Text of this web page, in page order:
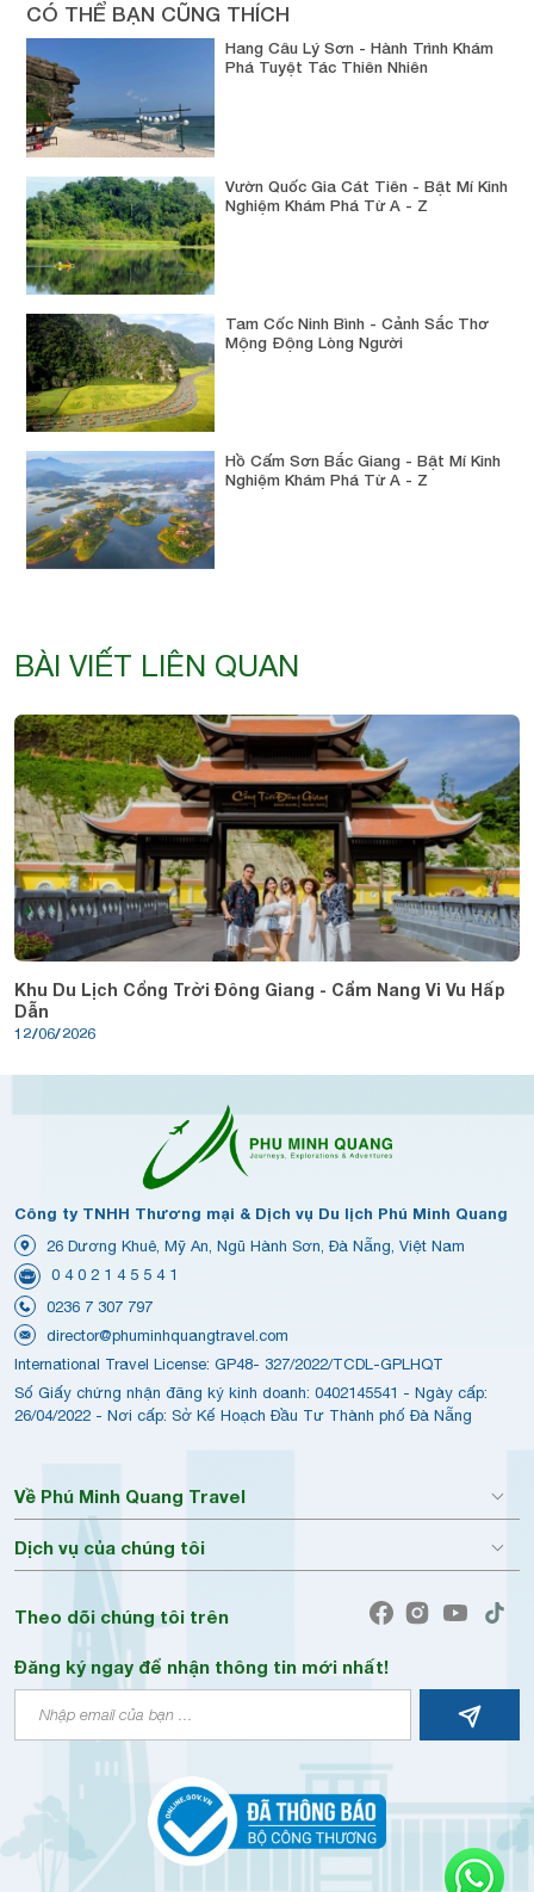
CÓ THỂ BẠN CŨNG THÍCH
Hang Câu Lý Sơn - Hành Trình Khám
Phá Tuyệt Tác Thiên Nhiên
Vườn Quốc Gia Cát Tiên - Bật Mí Kinh
Nghiệm Khám Phá Từ A - Z
Tam Cốc Ninh Bình - Cảnh Sắc Thơ
Mộng Động Lòng Người
Hồ Cấm Sơn Bắc Giang - Bật Mí Kinh
Nghiệm Khám Phá Từ A - Z
BÀI VIẾT LIÊN QUAN
Khu Du Lịch Cổng Trời Đông Giang - Cẩm Nang Vi Vu Hấp
Dẫn
12/06/2026
Công ty TNHH Thương mại & Dịch vụ Du lịch Phú Minh Quang
26 Dương Khuê, Mỹ An, Ngũ Hành Sơn, Đà Nẵng, Việt Nam
0 4 0 2 1 4 5 5 4 1
0236 7 307 797
director@phuminhquangtravel.com
International Travel License: GP48- 327/2022/TCDL-GPLHQT
Số Giấy chứng nhận đăng ký kinh doanh: 0402145541 - Ngày cấp:
26/04/2022 - Nơi cấp: Sở Kế Hoạch Đầu Tư Thành phố Đà Nẵng
Về Phú Minh Quang Travel
Dịch vụ của chúng tôi
Theo dõi chúng tôi trên
Đăng ký ngay để nhận thông tin mới nhất!